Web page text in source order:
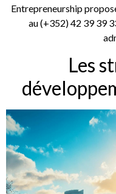
Entrepreneurship
au (+352) 42 39 39
Les